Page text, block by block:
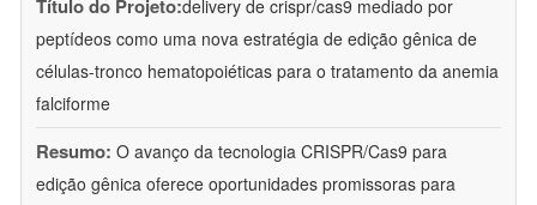
Título do Projeto:delivery de crispr/cas9 mediado por
peptídeos como uma nova estratégia de edição gênica de
células-tronco hematopoiéticas para o tratamento da anemia
falciforme
Resumo: O avanço da tecnologia CRISPR/Cas9 para
edição gênica oferece oportunidades promissoras para